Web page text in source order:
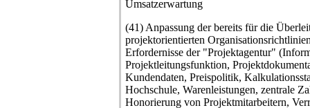
Umsatzerwartung
(41) Anpassung der bereits für die
projektorientierten
Erfordernisse der "Projektagentur"
Projektleitungsfunktion,
Kundendaten, Preispolitik,
Hochschule, Warenleistungen, zentrale
Honorierung von Projektmitarbeitern,